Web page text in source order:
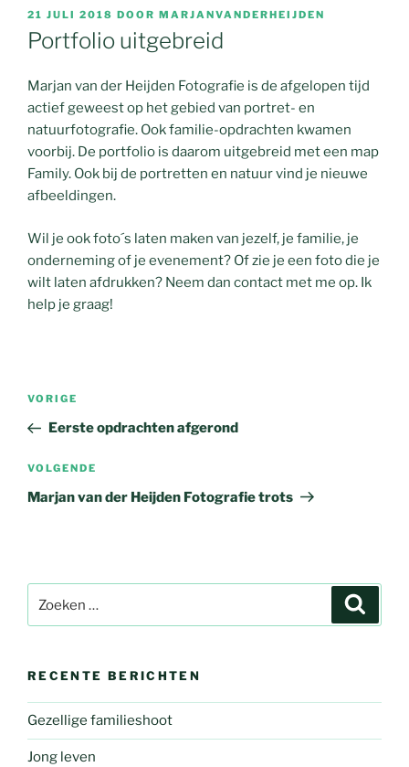
GEPLAATST
OP
21 JULI 2018 DOOR MARJANVANDERHEIJDEN
Portfolio uitgebreid
Marjan van der Heijden Fotografie is de afgelopen tijd
actief geweest op het gebied van portret- en
natuurfotografie. Ook familie-opdrachten kwamen
voorbij. De portfolio is daarom uitgebreid met een map
Family. Ook bij de portretten en natuur vind je nieuwe
afbeeldingen.
Wil je ook foto´s laten maken van jezelf, je familie, je
onderneming of je evenement? Of zie je een foto die je
wilt laten afdrukken? Neem dan contact met me op. Ik
help je graag!
Bericht
Vorig
bericht
VORIGE
Eerste opdrachten afgerond
Volgend
bericht
VOLGENDE
Marjan van der Heijden Fotografie trots
naar:
RECENTE BERICHTEN
Gezellige familieshoot
Jong leven